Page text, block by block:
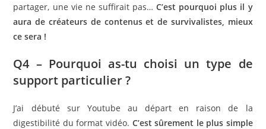
partager, une vie ne suffirait pas…C’est pourquoi plus il y
aura de créateurs de contenus et de survivalistes, mieux
ce sera !
Q4 – Pourquoi as-tu choisi un type de
support particulier ?
J’ai débuté sur Youtube au départ en raison de la
digestibilité du format vidéo. C’est sûrement le plus simple